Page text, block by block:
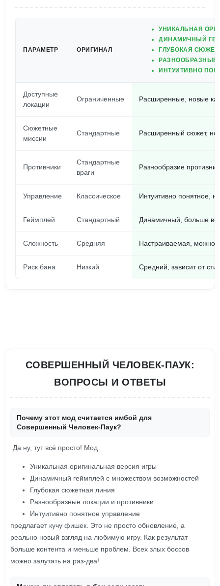
ПАРАМЕТР ОРИГИНАЛ
УНИКАЛЬНАЯ
ДИНАМИЧНЫЙ
ГЛУБОКАЯ
РАЗНООБРАЗНЫЕ
ИНТУИТИВНО
Доступные
локации
Ограниченные Расширенные, новые
Сюжетные
миссии
Стандартные Расширенный сюжет,
Противники
Стандартные
враги
Разнообразие
Управление Классическое Интуитивно понятное,
Геймплей Стандартный Динамичный, больше
Сложность Средняя Настраиваемая, можно
Риск бана Низкий Средний, зависит от
СОВЕРШЕННЫЙ ЧЕЛОВЕК-ПАУК:
ВОПРОСЫ И ОТВЕТЫ
Почему этот мод считается имбой для
Совершенный Человек-Паук?
Да ну, тут всё просто! Мод
Уникальная оригинальная версия игры
Динамичный геймплей с множеством возможностей
Глубокая сюжетная линия
Разнообразные локации и противники
Интуитивно понятное управление
предлагает кучу фишек. Это не просто обновление, а
реально новый взгляд на любимую игру. Как результат —
больше контента и меньше проблем. Всех злых боссов
можно залутать на раз-два!